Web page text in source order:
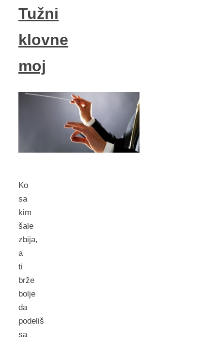
Tužni
klovne
moj
Ko
sa
kim
šale
zbija,
a
ti
brže
bolje
da
podeliš
sa